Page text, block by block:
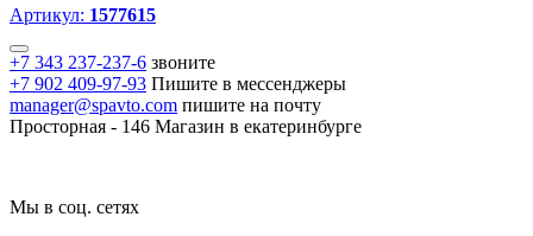
Артикул: 1577615
+7 343 237-237-6 звоните
+7 902 409-97-93 Пишите в мессенджеры
manager@spavto.com пишите на почту
Просторная - 146 Магазин в екатеринбурге
Мы в соц. сетях